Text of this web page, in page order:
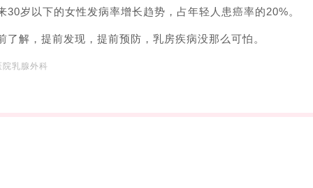
岁以下的女性发病率增长趋势，占年轻人患癌率的20%。
解，提前发现，提前预防，乳房疾病没那么可怕。
乳腺外科